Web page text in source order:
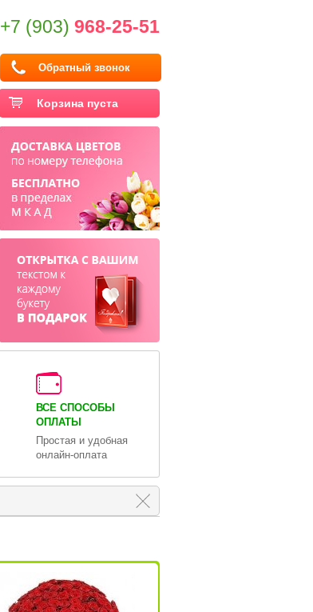
+7 (903) 968-25-51
Обратный звонок
Корзина пуста
ВСЕ СПОСОБЫ
ОПЛАТЫ
Простая и удобная
онлайн-оплата